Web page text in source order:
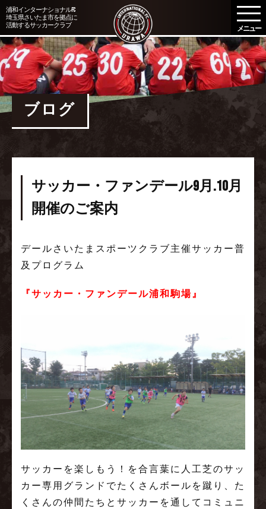
浦和インターナショナルFC
埼玉県さいたま市を拠点に
活動するサッカークラブ
メ
ニ
ュ
ー
を
開
ブログ
サッカー・ファンデール9月.10月
開催のご案内
デールさいたまスポーツクラブ主催サッカー普
及プログラム
『サッカー・ファンデール浦和駒場』
サッカーを楽しもう！を合言葉に人工芝のサッ
カー専用グランドでたくさんボールを蹴り、た
くさんの仲間たちとサッカーを通してコミュニ